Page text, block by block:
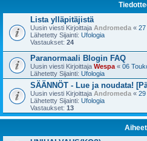
Lista ylläpitäjistä
Uusin viesti Kirjoittaja Andromeda « 27
Lähetetty Sijainti: Ufologia
Vastaukset: 24
Paranormaali Blogin FAQ
Uusin viesti Kirjoittaja Wespa « 06
Lähetetty Sijainti: Ufologia
SÄÄNNÖT - Lue ja noudata!
Uusin viesti Kirjoittaja Andromeda « 29
Lähetetty Sijainti: Ufologia
Vastaukset: 13
Aiheet